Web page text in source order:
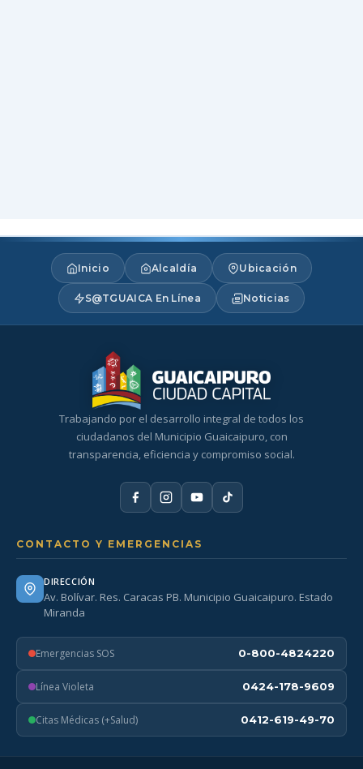
Inicio Alcaldía Ubicación
S@TGUAICA En Línea Noticias
Trabajando por el desarrollo integral de todos los
ciudadanos del Municipio Guaicaipuro, con
transparencia, eficiencia y compromiso social.
CONTACTO Y EMERGENCIAS
DIRECCIÓN
Av. Bolívar. Res. Caracas PB. Municipio Guaicaipuro. Estado
Miranda
Emergencias SOS 0-800-4824220
Línea Violeta 0424-178-9609
Citas Médicas (+Salud) 0412-619-49-70